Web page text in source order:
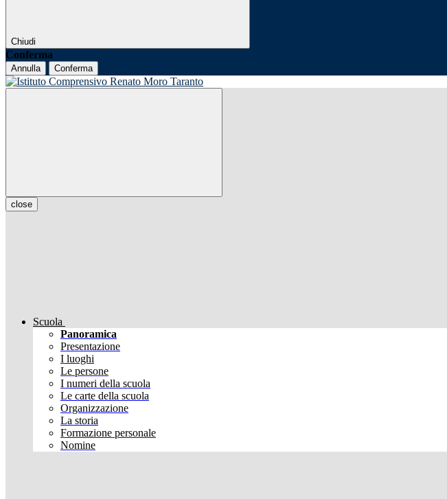
Chiudi
Conferma
Annulla Conferma
close
Scuola
Panoramica
Presentazione
I luoghi
Le persone
I numeri della scuola
Le carte della scuola
Organizzazione
La storia
Formazione personale
Nomine